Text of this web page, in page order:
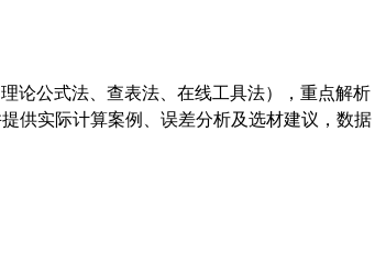
论公式法、查表法、在线工具法），重点解析
供实际计算案例、误差分析及选材建议，数据